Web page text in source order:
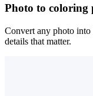
Photo to coloring
Convert any photo
details that matter.